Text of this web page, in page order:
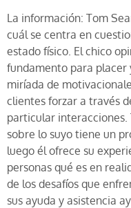
La información: Tom
cuál se centra en
estado físico. El chico
fundamento para placer
miríada de
clientes forzar a través
particular
sobre lo suyo tiene un
luego él ofrece su
personas qué es en
de los desafíos que
sus ayuda y asistencia